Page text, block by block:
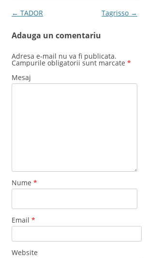
Post navigation
← TADOR Tagrisso →
Adauga un comentariu
Adresa e-mail nu va fi publicata.
Campurile obligatorii sunt marcate *
Mesaj
Nume *
Email *
Website